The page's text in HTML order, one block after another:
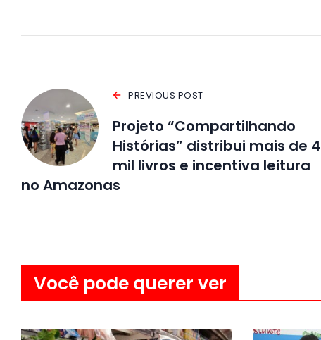
PREVIOUS POST
Projeto “Compartilhando
Histórias” distribui mais de 4
mil livros e incentiva leitura
no Amazonas
Você pode querer ver